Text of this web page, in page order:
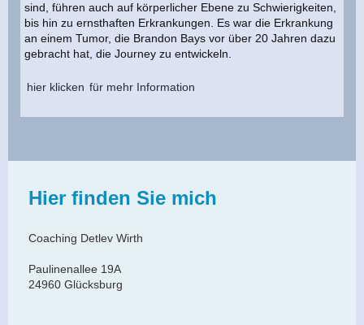
sind, führen auch auf körperlicher Ebene zu Schwierigkeiten,
bis hin zu ernsthaften Erkrankungen. Es war die Erkrankung
an einem Tumor, die Brandon Bays vor über 20 Jahren dazu
gebracht hat, die Journey zu entwickeln.
hier klicken für mehr Information
Hier finden Sie mich
Coaching Detlev Wirth
Paulinenallee 19A
24960 Glücksburg